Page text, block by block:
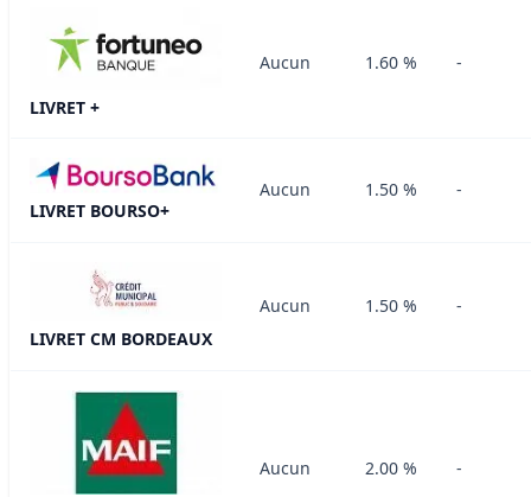
LIVRET +
Aucun 1.60 % -
LIVRET BOURSO+
Aucun 1.50 % -
LIVRET CM BORDEAUX
Aucun 1.50 % -
Aucun 2.00 % -